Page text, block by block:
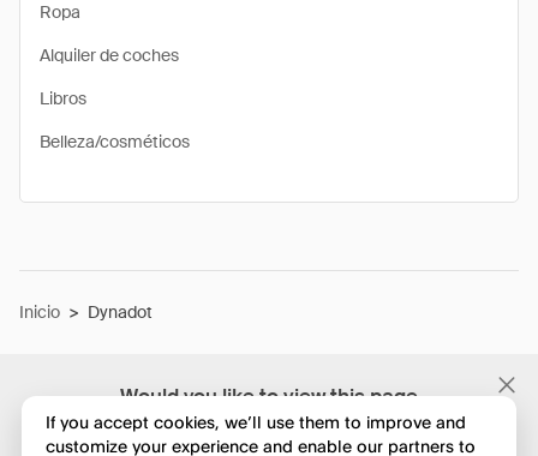
Would you like to view this page
in English?
Ropa
Alquiler de coches
Libros
Belleza/cosméticos
Inicio > Dynadot
If you accept cookies, we’ll use them to improve and
customize your experience and enable our partners to